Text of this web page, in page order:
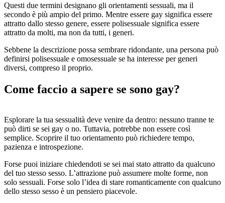
Questi due termini designano gli orientamenti sessuali, ma il
secondo è più ampio del primo. Mentre essere gay significa essere
attratto dallo stesso genere, essere polisessuale significa essere
attratto da molti, ma non da tutti, i generi.
Sebbene la descrizione possa sembrare ridondante, una persona può
definirsi polisessuale e omosessuale se ha interesse per generi
diversi, compreso il proprio.
Come faccio a sapere se sono gay?
Esplorare la tua sessualità deve venire da dentro: nessuno tranne te
può dirti se sei gay o no. Tuttavia, potrebbe non essere così
semplice. Scoprire il tuo orientamento può richiedere tempo,
pazienza e introspezione.
Forse puoi iniziare chiedendoti se sei mai stato attratto da qualcuno
del tuo stesso sesso. L’attrazione può assumere molte forme, non
solo sessuali. Forse solo l’idea di stare romanticamente con qualcuno
dello stesso sesso è un pensiero piacevole.